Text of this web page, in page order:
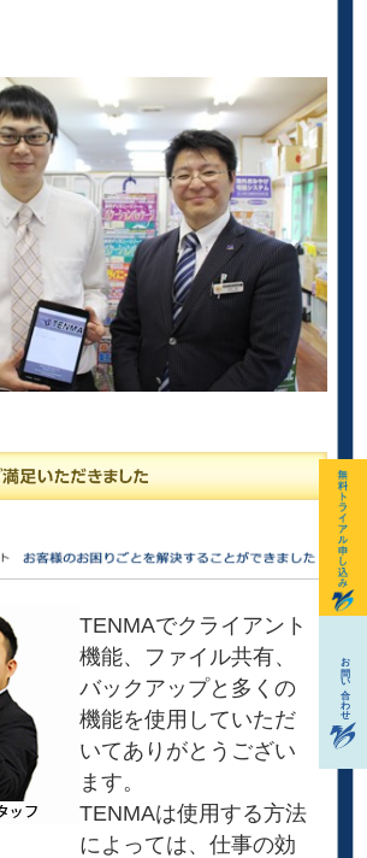
TENMAでクライアント
機能、ファイル共有、
バックアップと多くの
機能を使用していただ
いてありがとうござい
ます。
TENMAは使用する方法
によっては、仕事の効